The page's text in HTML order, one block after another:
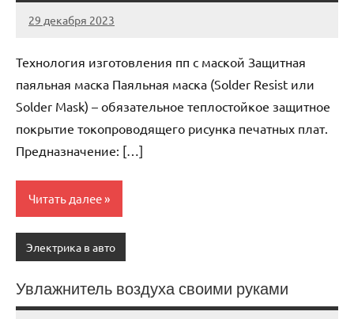
29 декабря 2023
avtogear63_r
Нет
Технология изготовления пп с маской Защитная
паяльная маска Паяльная маска (Solder Resist или
Solder Mask) – обязательное теплостойкое защитное
покрытие токопроводящего рисунка печатных плат.
Предназначение: […]
Читать далее
Электрика в авто
Увлажнитель воздуха своими руками